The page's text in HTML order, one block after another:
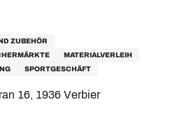
ZUBEHÖR
MATERIALVERLEIH
SPORTGESCHÄFT
16, 1936 Verbier